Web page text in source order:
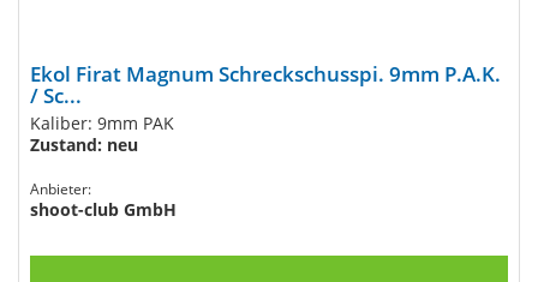
Ekol Firat Magnum Schreckschusspi. 9mm P.A.K.
/ Sc...
Kaliber: 9mm PAK
Zustand: neu
Anbieter:
shoot-club GmbH